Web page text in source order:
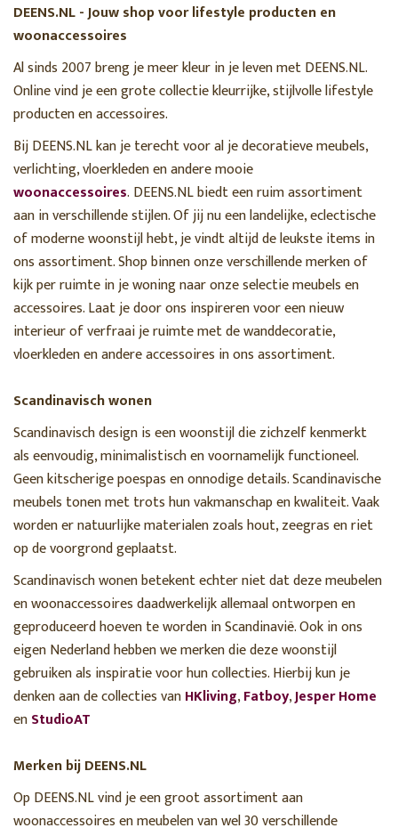
DEENS.NL - Jouw shop voor lifestyle producten en
woonaccessoires
Al sinds 2007 breng je meer kleur in je leven met DEENS.NL.
Online vind je een grote collectie kleurrijke, stijlvolle lifestyle
producten en accessoires.
Bij DEENS.NL kan je terecht voor al je decoratieve meubels,
verlichting, vloerkleden en andere mooie
woonaccessoires. DEENS.NL biedt een ruim assortiment
aan in verschillende stijlen. Of jij nu een landelijke, eclectische
of moderne woonstijl hebt, je vindt altijd de leukste items in
ons assortiment. Shop binnen onze verschillende merken of
kijk per ruimte in je woning naar onze selectie meubels en
accessoires. Laat je door ons inspireren voor een nieuw
interieur of verfraai je ruimte met de wanddecoratie,
vloerkleden en andere accessoires in ons assortiment.
Scandinavisch wonen
Scandinavisch design is een woonstijl die zichzelf kenmerkt
als eenvoudig, minimalistisch en voornamelijk functioneel.
Geen kitscherige poespas en onnodige details. Scandinavische
meubels tonen met trots hun vakmanschap en kwaliteit. Vaak
worden er natuurlijke materialen zoals hout, zeegras en riet
op de voorgrond geplaatst.
Scandinavisch wonen betekent echter niet dat deze meubelen
en woonaccessoires daadwerkelijk allemaal ontworpen en
geproduceerd hoeven te worden in Scandinavië. Ook in ons
eigen Nederland hebben we merken die deze woonstijl
gebruiken als inspiratie voor hun collecties. Hierbij kun je
denken aan de collecties vanHKliving,Fatboy,Jesper Home
enStudioAT
Merken bij DEENS.NL
Op DEENS.NL vind je een groot assortiment aan
woonaccessoires en meubelen van wel 30 verschillende